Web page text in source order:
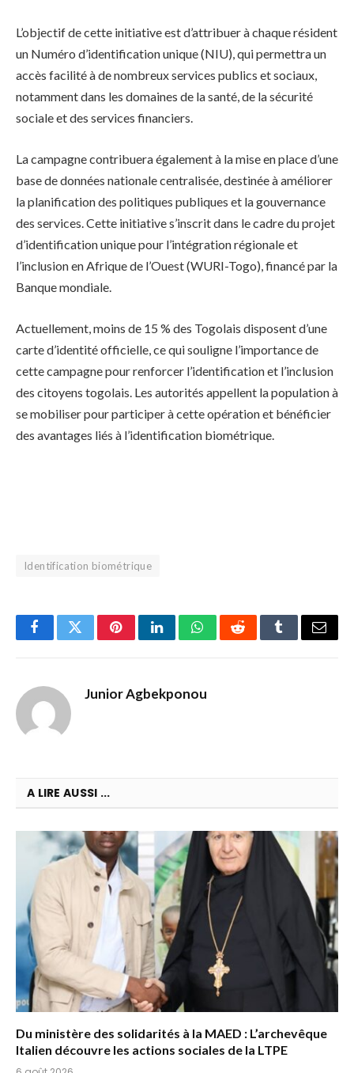
L’objectif de cette initiative est d’attribuer à chaque résident
un Numéro d’identification unique (NIU), qui permettra un
accès facilité à de nombreux services publics et sociaux,
notamment dans les domaines de la santé, de la sécurité
sociale et des services financiers.
La campagne contribuera également à la mise en place d’une
base de données nationale centralisée, destinée à améliorer
la planification des politiques publiques et la gouvernance
des services. Cette initiative s’inscrit dans le cadre du projet
d’identification unique pour l’intégration régionale et
l’inclusion en Afrique de l’Ouest (WURI-Togo), financé par la
Banque mondiale.
Actuellement, moins de 15 % des Togolais disposent d’une
carte d’identité officielle, ce qui souligne l’importance de
cette campagne pour renforcer l’identification et l’inclusion
des citoyens togolais. Les autorités appellent la population à
se mobiliser pour participer à cette opération et bénéficier
des avantages liés à l’identification biométrique.
Identification biométrique
FacebookTwitterPinterestLinkedInWhatsAppRedditTumblrEmail
Junior Agbekponou
A LIRE AUSSI ...
Du ministère des solidarités à la MAED : L’archevêque
Italien découvre les actions sociales de la LTPE